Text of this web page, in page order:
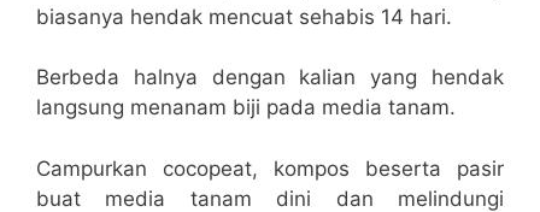
biasanya hendak mencuat sehabis 14 hari.
Berbeda halnya dengan kalian yang hendak
langsung menanam biji pada media tanam.
Campurkan cocopeat, kompos beserta pasir
buat media tanam dini dan melindungi